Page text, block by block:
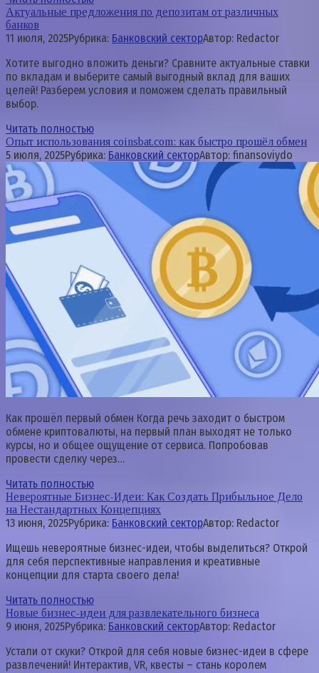
Актуальные предложения по депозитам от различных
банков
11 июля, 2025Рубрика: Банковский секторАвтор: Redactor
Хотите выгодно вложить деньги? Сравните актуальные ставки
по вкладам и выберите самый выгодный вклад для ваших
целей! Разберем условия и поможем сделать правильный
выбор.
Читать полностью
Опыт использования coinsbat.com: как быстро прошёл обмен
5 июля, 2025Рубрика: Банковский секторАвтор: finansoviydo
Как прошёл первый обмен Когда речь заходит о быстром
обмене криптовалюты, на первый план выходят не только
курсы, но и общее ощущение от сервиса. Попробовав
провести сделку через…
Читать полностью
Невероятные Бизнес-Идеи: Как Создать Прибыльное Дело
на Нестандартных Концепциях
13 июня, 2025Рубрика: Банковский секторАвтор: Redactor
Ищешь невероятные бизнес-идеи, чтобы выделиться? Открой
для себя перспективные направления и креативные
концепции для старта своего дела!
Читать полностью
Новые бизнес-идеи для развлекательного бизнеса
9 июня, 2025Рубрика: Банковский секторАвтор: Redactor
Устали от скуки? Открой для себя новые бизнес-идеи в сфере
развлечений! Интерактив, VR, квесты – стань королем